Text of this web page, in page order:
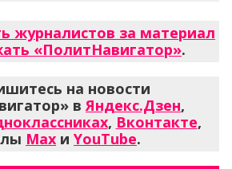
журналистов за материал
«ПолитНавигатор».
на новости
в Яндекс.Дзен,
, Вконтакте,
Max и YouTube.